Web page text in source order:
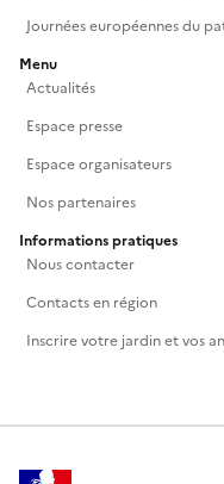
Journées européennes du
Menu
Actualités
Espace presse
Espace organisateurs
Nos partenaires
Informations pratiques
Nous contacter
Contacts en région
Inscrire votre jardin et vos